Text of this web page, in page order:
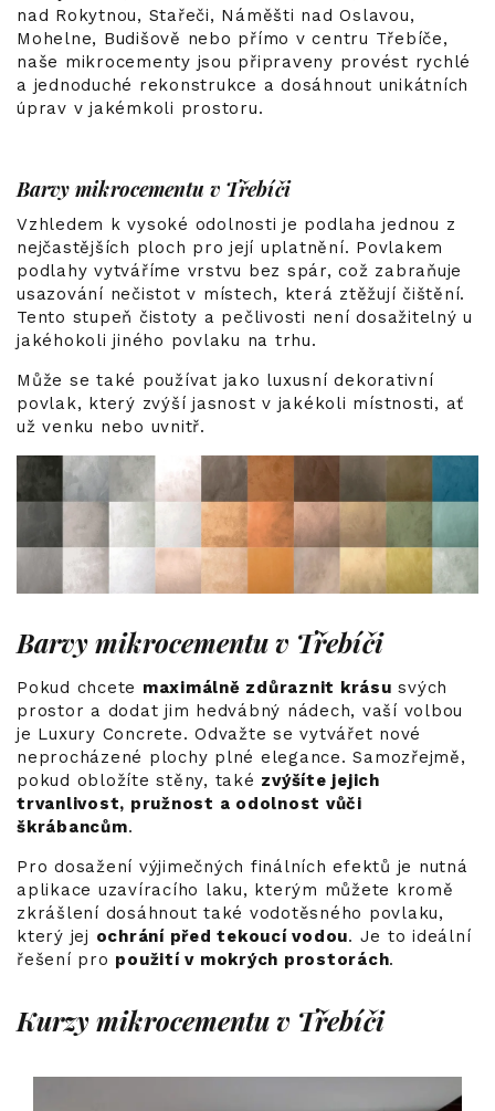
nad Rokytnou, Stařeči, Náměšti nad Oslavou,
Mohelne, Budišově nebo přímo v centru Třebíče,
naše mikrocementy jsou připraveny provést rychlé
a jednoduché rekonstrukce a dosáhnout unikátních
úprav v jakémkoli prostoru.
Barvy mikrocementu v Třebíči
Vzhledem k vysoké odolnosti je podlaha jednou z
nejčastějších ploch pro její uplatnění. Povlakem
podlahy vytváříme vrstvu bez spár, což zabraňuje
usazování nečistot v místech, která ztěžují čištění.
Tento stupeň čistoty a pečlivosti není dosažitelný u
jakéhokoli jiného povlaku na trhu.
Může se také používat jako luxusní dekorativní
povlak, který zvýší jasnost v jakékoli místnosti, ať
už venku nebo uvnitř.
Barvy mikrocementu v Třebíči
Pokud chcete maximálně zdůraznit krásu svých
prostor a dodat jim hedvábný nádech, vaší volbou
je Luxury Concrete. Odvažte se vytvářet nové
neprocházené plochy plné elegance. Samozřejmě,
pokud obložíte stěny, také zvýšíte jejich
trvanlivost, pružnost a odolnost vůči
škrábancům.
Pro dosažení výjimečných finálních efektů je nutná
aplikace uzavíracího laku, kterým můžete kromě
zkrášlení dosáhnout také vodotěsného povlaku,
který jej ochrání před tekoucí vodou. Je to ideální
řešení pro použití v mokrých prostorách.
Kurzy mikrocementu v Třebíči